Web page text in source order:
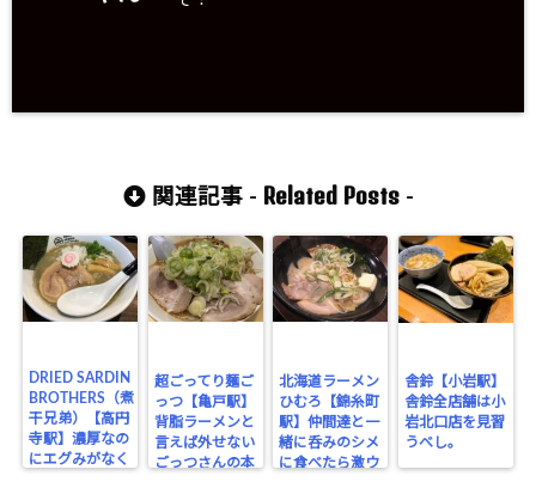
関連記事 - Related Posts-
DRIED SARDIN
BROTHERS（煮
干兄弟）【高円
寺駅】濃厚なの
にエグみがなく
超ごってり麺ご
っつ【亀戸駅】
背脂ラーメンと
言えば外せない
ごっつさんの本
北海道ラーメン
ひむろ【錦糸町
駅】仲間達と一
緒に呑みのシメ
に食べたら激ウ
舎鈴【小岩駅】
舎鈴全店舗は小
岩北口店を見習
うべし。